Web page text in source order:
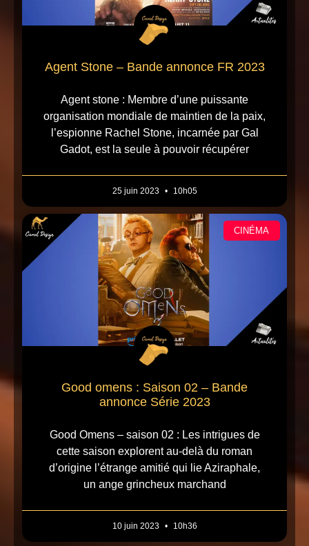
Agent Stone – Bande annonce FR 2023
Agent stone : Membre d’une puissante
organisation mondiale de maintien de la paix,
l’espionne Rachel Stone, incarnée par Gal
Gadot, est la seule à pouvoir récupérer
25 juin 2023 10h05
CINÉMA
Good omens : Saison 02 – Bande
annonce Série 2023
Good Omens – saison 02 : Les intrigues de
cette saison explorent au-delà du roman
d’origine l’étrange amitié qui lie Aziraphale,
un ange grincheux marchand
10 juin 2023 10h36